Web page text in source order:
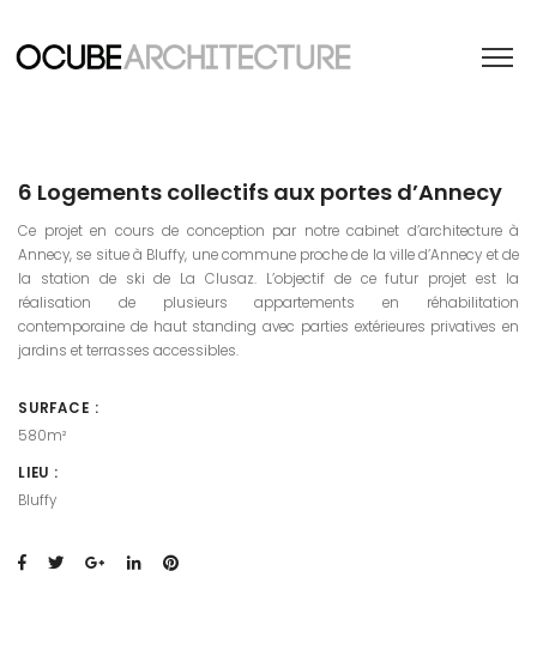
6 Logements collectifs aux portes d’Annecy
Ce projet en cours de conception par notre cabinet d’architecture à
Annecy, se situe à Bluffy, une commune proche de la ville d’Annecy et de
la station de ski de La Clusaz. L’objectif de ce futur projet est la
réalisation de plusieurs appartements en réhabilitation
contemporaine de haut standing avec parties extérieures privatives en
jardins et terrasses accessibles.
SURFACE :
580m²
LIEU :
Bluffy